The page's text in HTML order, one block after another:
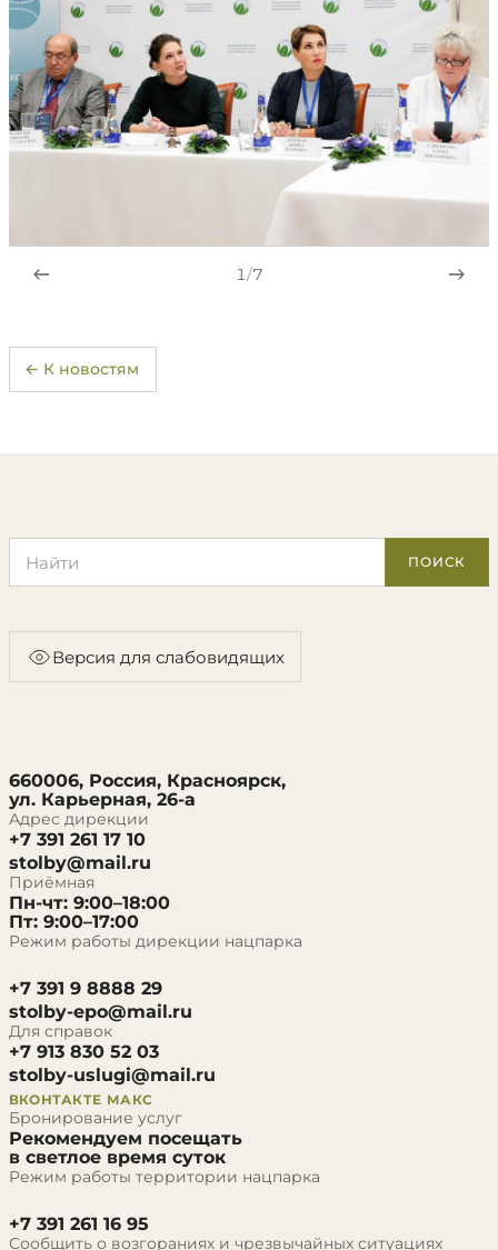
1/7
← К новостям
ПОИСК
Версия для слабовидящих
660006, Россия, Красноярск,
ул. Карьерная, 26-а
Адрес дирекции
+7 391 261 17 10
stolby@mail.ru
Приёмная
Пн-чт: 9:00–18:00
Пт: 9:00–17:00
Режим работы дирекции нацпарка
+7 391 9 8888 29
stolby-epo@mail.ru
Для справок
+7 913 830 52 03
stolby-uslugi@mail.ru
ВКОНТАКТЕ МАКС
Бронирование услуг
Рекомендуем посещать
в светлое время суток
Режим работы территории нацпарка
+7 391 261 16 95
Сообщить о возгораниях и чрезвычайных ситуациях